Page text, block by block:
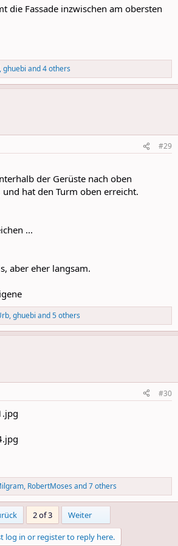
die Fassade inzwischen am obersten
,ghuebi and 4 others
#29
der Gerüste nach oben
und hat den Turm oben erreicht.
...
aber eher langsam.
,ghuebi and 5 others
#30
, RobertMoses and 7 others
2 of 3 Weiter
log in or register to reply here.